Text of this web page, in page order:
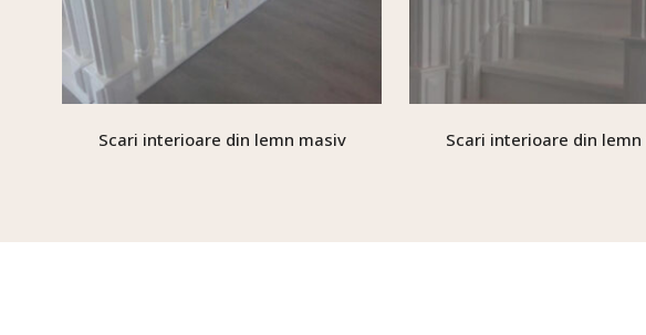
Scari interioare din lemn masiv Scari interioare din lemn